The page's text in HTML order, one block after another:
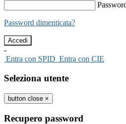
Password dimenticata?
-
Entra con SPID Entra con CIE
Seleziona utente
button close ×
Recupero password